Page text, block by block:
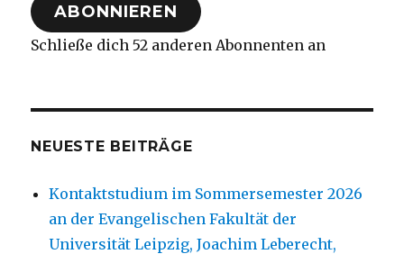
ABONNIEREN
Schließe dich 52 anderen Abonnenten an
NEUESTE BEITRÄGE
Kontaktstudium im Sommersemester 2026
an der Evangelischen Fakultät der
Universität Leipzig, Joachim Leberecht,